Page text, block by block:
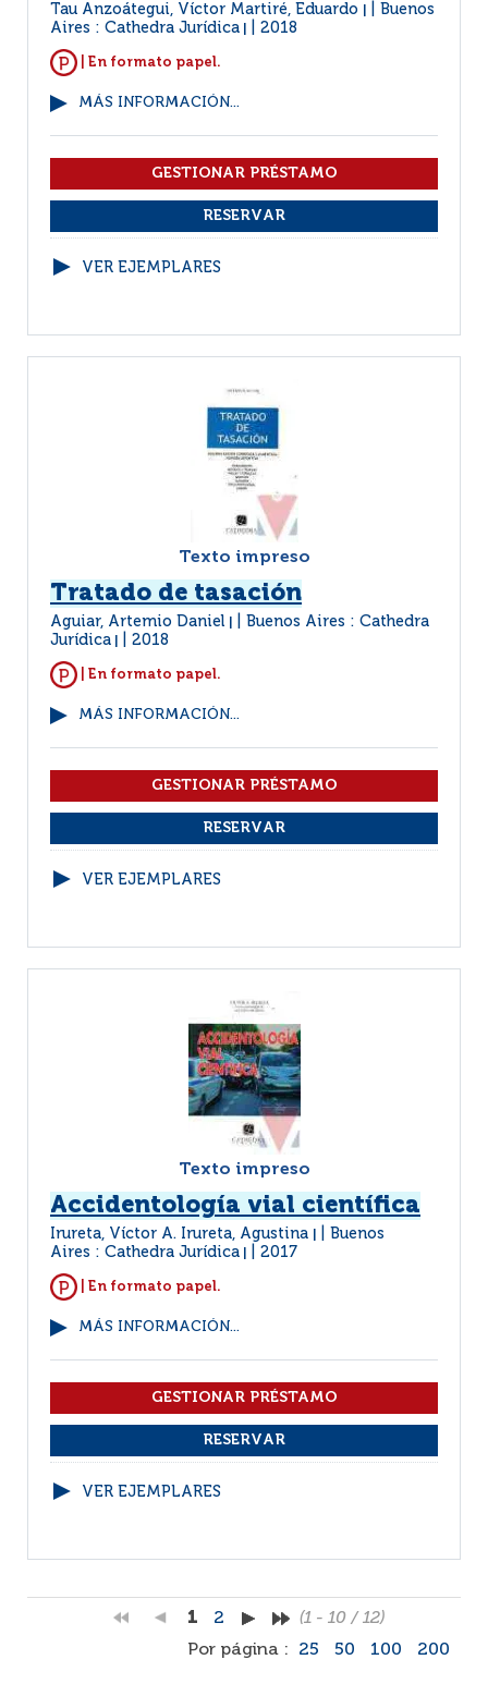
Tau Anzoátegui, Víctor Martiré, Eduardo
Buenos
Aires : Cathedra Jurídica
2018
| En formato papel.
MÁS INFORMACIÓN...
VER EJEMPLARES
Texto impreso
Tratado de tasación
Aguiar, Artemio Daniel
Buenos Aires : Cathedra
Jurídica
2018
| En formato papel.
MÁS INFORMACIÓN...
VER EJEMPLARES
Texto impreso
Accidentología vial científica
Irureta, Víctor A. Irureta, Agustina
Buenos
Aires : Cathedra Jurídica
2017
| En formato papel.
MÁS INFORMACIÓN...
VER EJEMPLARES
1 2
(1 - 10 / 12)
Por página :
25 50 100 200